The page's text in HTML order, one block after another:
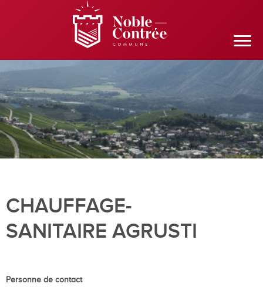
CHAUFFAGE-
SANITAIRE AGRUSTI
Personne de contact